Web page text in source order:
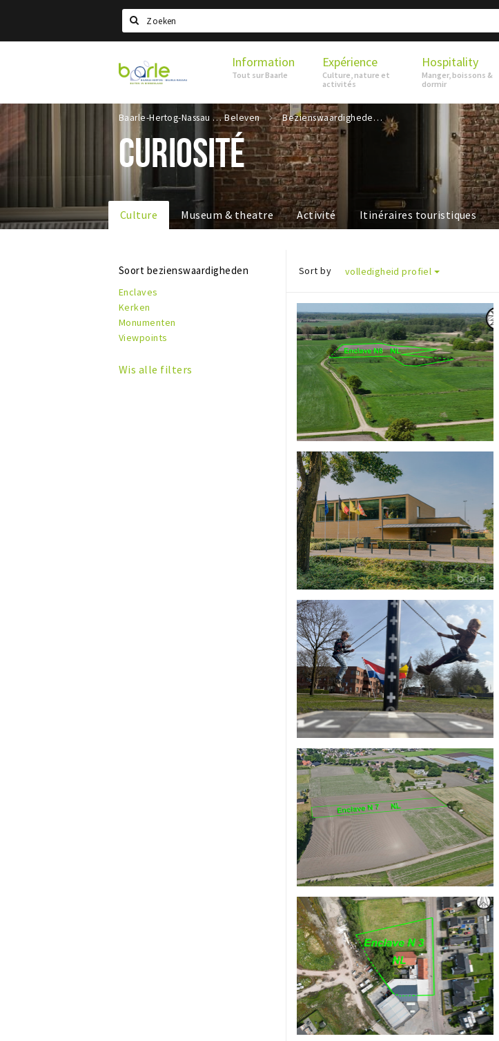
Search
Visit
Baarle
Information
Tout sur Baarle
Expérience
Culture, nature et
activités
Hospitality
Manger, boissons &
dormir
Baarle-Hertog-Nassau Beleven Bezienswaardigheden
CURIOSITÉ
Culture Museum & theatre Activité Itinéraires touristiques
Soort bezienswaardigheden
Enclaves
Kerken
Monumenten
Viewpoints
Wis alle filters
Sort by volledigheid profiel